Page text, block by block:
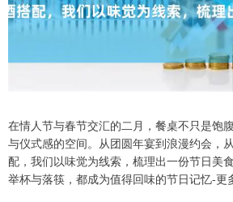
在情人节与春节交汇的二月，餐桌不只是饱
与仪式感的空间。从团圆年宴到浪漫约会，
配，我们以味觉为线索，梳理出一份节日美
举杯与落筷，都成为值得回味的节日记忆-更